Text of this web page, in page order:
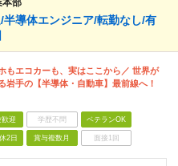
部
導体エンジニア/転勤なし/有
もエコカーも、実はここから／ 世界が
岩手の【半導体・自動車】最前線へ！
迎 学歴不問 ベテランOK
2日 賞与複数月 面接1回